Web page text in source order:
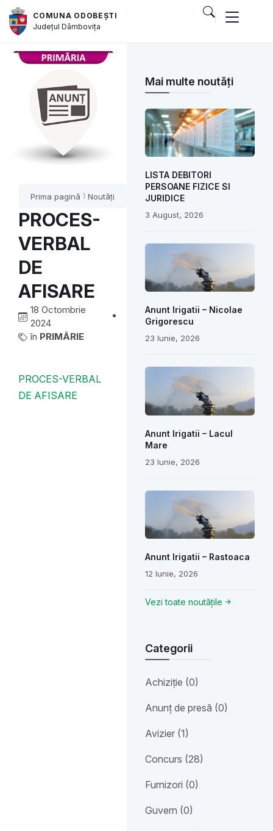
COMUNA ODOBEȘTI
JudețulDâmbovița
Prima pagină Noutăți
PROCES-
VERBAL
DE
AFISARE
18 Octombrie
2024
în PRIMĂRIE
PROCES-VERBAL
DE AFISARE
Mai multe noutăți
LISTA DEBITORI
PERSOANE FIZICE SI
JURIDICE
3 August, 2026
Anunt Irigatii – Nicolae
Grigorescu
23 Iunie, 2026
Anunt Irigatii – Lacul
Mare
23 Iunie, 2026
Anunt Irigatii – Rastoaca
12 Iunie, 2026
Vezi toate noutățile
Categorii
Achiziție (0)
Anunț de presă (0)
Avizier (1)
Concurs (28)
Furnizori (0)
Guvern (0)